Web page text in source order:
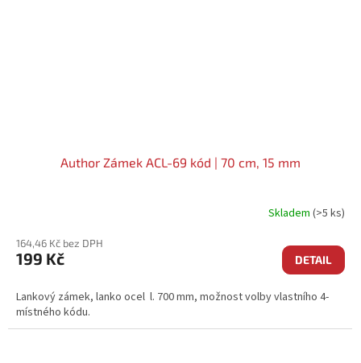
Author Zámek ACL-69 kód | 70 cm, 15 mm
Skladem (>5 ks)
164,46 Kč bez DPH
199 Kč DETAIL
Lankový zámek, lanko ocel l. 700 mm, možnost volby vlastního 4-
místného kódu.